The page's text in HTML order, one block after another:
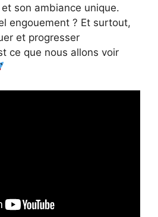
son ambiance unique.
engouement ? Et surtout,
et progresser
ce que nous allons voir